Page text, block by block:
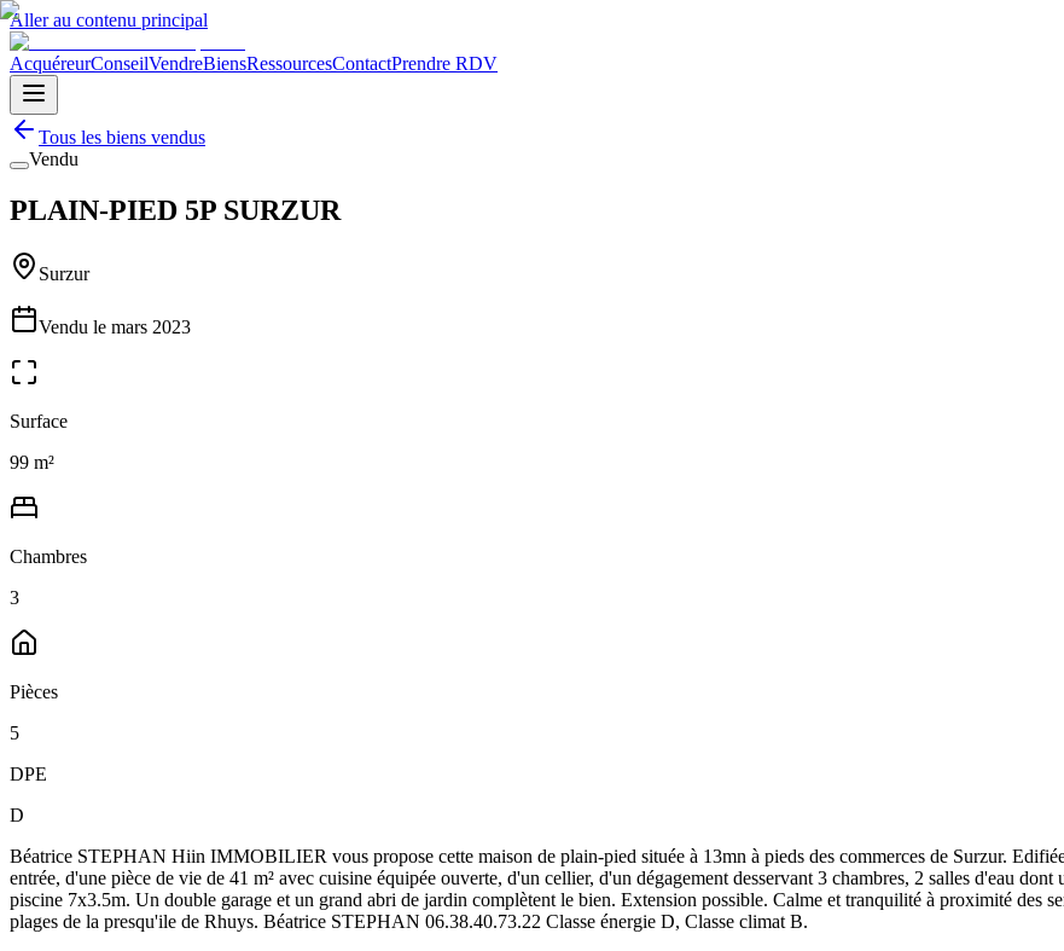
Aller au contenu principal
AcquéreurConseilVendreBiensRessourcesContactPrendre RDV
Tous les biens vendus
Vendu
PLAIN-PIED 5P SURZUR
Surzur
Vendu le mars 2023
Surface
99 m²
Chambres
3
Pièces
5
DPE
D
Béatrice STEPHAN Hiin IMMOBILIER vous propose cette maison de plain-pied située à 13mn à pieds des commerces de Surzur.
entrée, d'une pièce de vie de 41 m² avec cuisine équipée ouverte, d'un cellier, d'un dégagement desservant 3 chambres, 2 salles d'eau
piscine 7x3.5m. Un double garage et un grand abri de jardin complètent le bien. Extension possible. Calme et tranquilité à proximité des
plages de la presqu'ile de Rhuys. Béatrice STEPHAN 06.38.40.73.22 Classe énergie D, Classe climat B.